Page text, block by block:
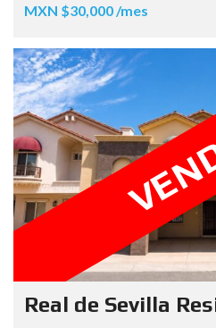
MXN $30,000 /mes
Real de Sevilla